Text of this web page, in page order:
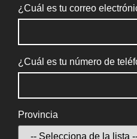
¿Cuál es tu correo
¿Cuál es tu número de
Provincia